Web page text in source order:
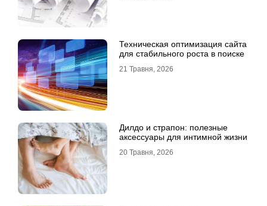
Техническая оптимизация сайта
для стабильного роста в поиске
21 Травня, 2026
Дилдо и страпон: полезные
аксессуары для интимной жизни
20 Травня, 2026